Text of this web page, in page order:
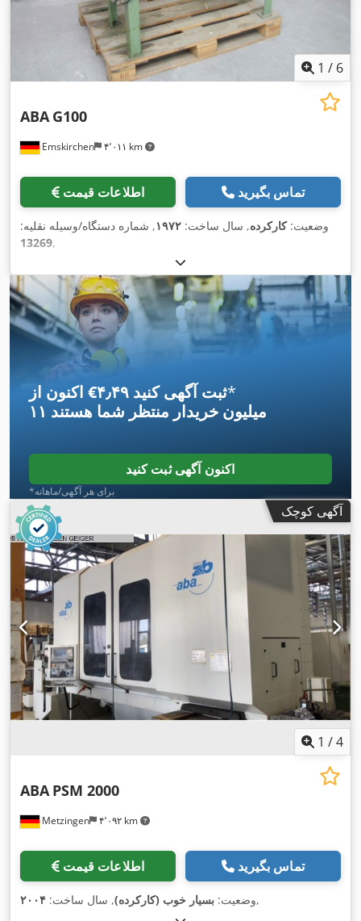
1 / 6
Emskirchen ۴٬۰۱۱ km
ABA G100
اطلاعات قیمت تماس بگیرید
وضعیت:کارکرده, سال ساخت: ۱۹۷۲, شماره دستگاه/وسیله نقلیه:
13269,
اکنون از ‎€۴٫۴۹ ثبت آگهی کنید*
۱۱ میلیون خریدار منتظر شما هستند
اکنون آگهی ثبت کنید
*برای هر آگهی/ماهانه
آگهی کوچک
1 /4
Metzingen ۴٬۰۹۲ km
ABA PSM 2000
اطلاعات قیمت تماس بگیرید
وضعیت: بسیار خوب (کارکرده), سال ساخت: ۲۰۰۴ ,